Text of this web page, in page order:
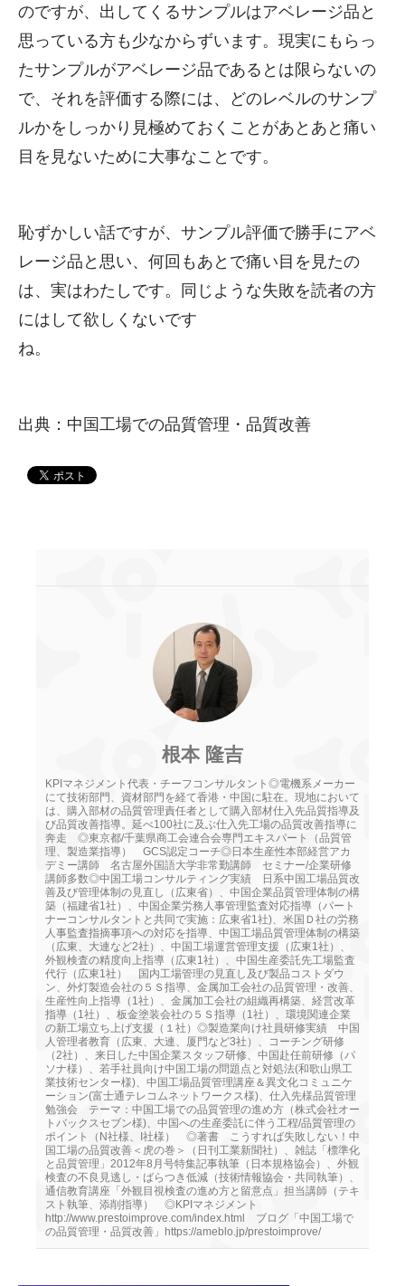
のですが、出してくるサンプルはアベレージ品と
思っている方も少なからずいます。現実にもらっ
たサンプルがアベレージ品であるとは限らないの
で、それを評価する際には、どのレベルのサンプ
ルかをしっかり見極めておくことがあとあと痛い
目を見ないために大事なことです。
恥ずかしい話ですが、サンプル評価で勝手にアベ
レージ品と思い、何回もあとで痛い目を見たの
は、実はわたしです。同じような失敗を読者の方
にはして欲しくないです
ね。
出典：中国工場での品質管理・品質改善
根本 隆吉
KPIマネジメント代表・チーフコンサルタント◎電機系メーカー
にて技術部門、資材部門を経て香港・中国に駐在。現地において
は、購入部材の品質管理責任者として購入部材仕入先品質指導及
び品質改善指導。延べ100社に及ぶ仕入先工場の品質改善指導に
奔走 ◎東京都/千葉県商工会連合会専門エキスパート（品質管
理、製造業指導） GCS認定コーチ◎日本生産性本部経営アカ
デミー講師 名古屋外国語大学非常勤講師 セミナー/企業研修
講師多数◎中国工場コンサルティング実績 日系中国工場品質改
善及び管理体制の見直し（広東省）、中国企業品質管理体制の構
築（福建省1社）、中国企業労務人事管理監査対応指導（パート
ナーコンサルタントと共同で実施：広東省1社)、米国Ｄ社の労務
人事監査指摘事項への対応を指導、中国工場品質管理体制の構築
（広東、大連など2社）、中国工場運営管理支援（広東1社）、
外観検査の精度向上指導（広東1社）、中国生産委託先工場監査
代行（広東1社） 国内工場管理の見直し及び製品コストダウ
ン、外灯製造会社の５Ｓ指導、金属加工会社の品質管理・改善、
生産性向上指導（1社）、金属加工会社の組織再構築、経営改革
指導（1社）、板金塗装会社の５Ｓ指導（1社）、環境関連企業
の新工場立ち上げ支援（１社）◎製造業向け社員研修実績 中国
人管理者教育（広東、大連、厦門など3社）、コーチング研修
（2社）、来日した中国企業スタッフ研修、中国赴任前研修（パ
ソナ様）、若手社員向け中国工場の問題点と対処法(和歌山県工
業技術センター様)、中国工場品質管理講座＆異文化コミュニケ
ーション(富士通テレコムネットワークス様)、仕入先様品質管理
勉強会 テーマ：中国工場での品質管理の進め方（株式会社オー
トバックスセブン様)、中国への生産委託に伴う工程/品質管理の
ポイント（N社様、I社様） ◎著書 こうすれば失敗しない！中
国工場の品質改善＜虎の巻＞（日刊工業新聞社）、雑誌「標準化
と品質管理」2012年8月号特集記事執筆（日本規格協会）、外観
検査の不良見逃し・ばらつき低減（技術情報協会・共同執筆）、
通信教育講座「外観目視検査の進め方と留意点」担当講師（テキ
スト執筆、添削指導） ◎KPIマネジメント
http://www.prestoimprove.com/index.html ブログ「中国工場で
の品質管理・品質改善」https://ameblo.jp/prestoimprove/